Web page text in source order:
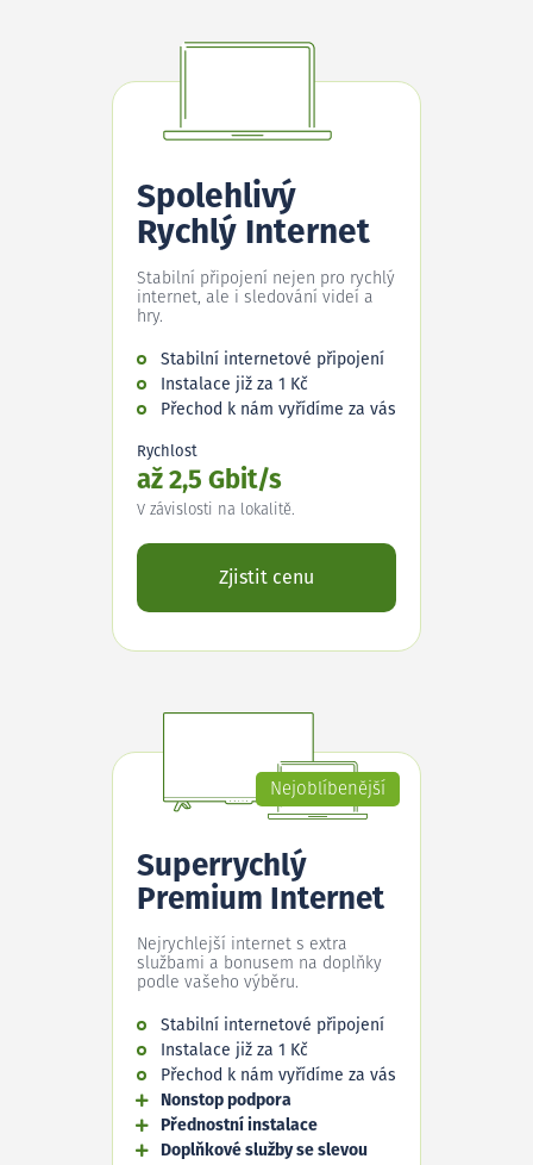
Spolehlivý
Rychlý Internet
Stabilní připojení nejen pro rychlý
internet, ale i sledování videí a
hry.
Stabilní internetové připojení
Instalace již za 1 Kč
Přechod k nám vyřídíme za vás
Rychlost
až 2,5 Gbit/s
V závislosti na lokalitě.
Zjistit cenu
Nejoblíbenější
Superrychlý
Premium Internet
Nejrychlejší internet s extra
službami a bonusem na doplňky
podle vašeho výběru.
Stabilní internetové připojení
Instalace již za 1 Kč
Přechod k nám vyřídíme za vás
Nonstop podpora
Přednostní instalace
Doplňkové služby se slevou